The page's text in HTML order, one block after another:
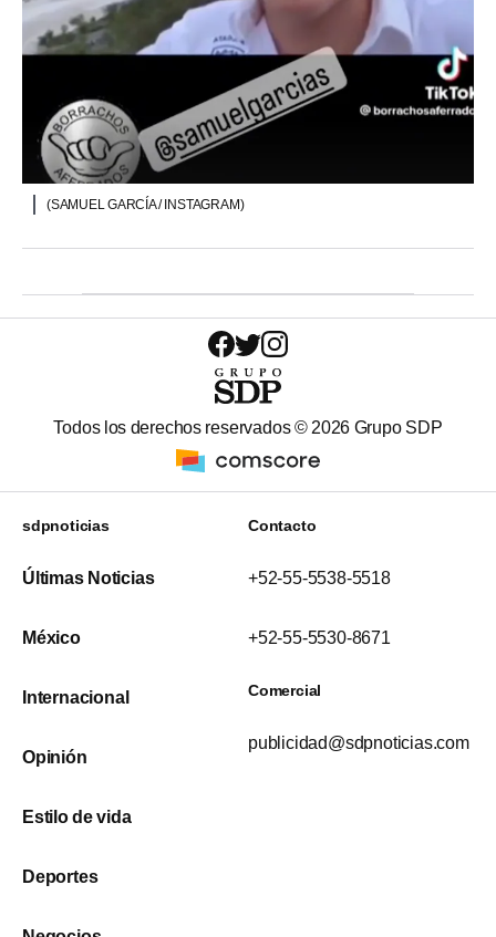
(SAMUEL GARCÍA / INSTAGRAM)
Todos los derechos reservados © 2026 Grupo SDP
sdpnoticias
Últimas Noticias
México
Internacional
Opinión
Estilo de vida
Deportes
Contacto
+52-55-5538-5518
+52-55-5530-8671
Comercial
publicidad@sdpnoticias.com